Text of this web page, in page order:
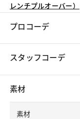
レンチプルオーバー）
プロコーデ
スタッフコーデ
素材
素材